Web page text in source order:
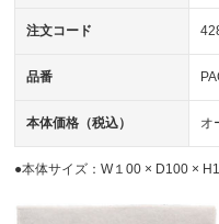
注文コード
品番
本体価格（税込） オ
●本体サイズ：W１00 × D100 ×